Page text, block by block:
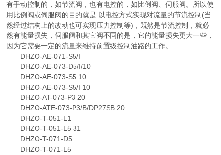
有手动控制的，如节流阀，也有电控的，如比例阀、伺服阀。所以使
用比例阀或伺服阀的目的就是:以电控方式实现对流量的节流控制(当
然经过结构上的改动也可实现压力控制等)，既然是节流控制，就必
然有能量损失，伺服阀和其它阀不同的是，它的能量损失更大一些，
因为它需要一定的流量来维持前置级控制油路的工作。
DHZO-AE-071-S5/I
DHZO-AE-073-D5/I/10
DHZO-AE-073-S5 10
DHZO-AE-073-S5/I 10
DHZO-AT-073-P3 20
DHZO-ATE-073-P3/B/DP27SB 20
DHZO-T-051-L1
DHZO-T-051-L5 31
DHZO-T-071-D5
DHZO-T-071-L5